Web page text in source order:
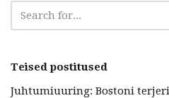
Teised postitused
Juhtumiuuring: Bostoni